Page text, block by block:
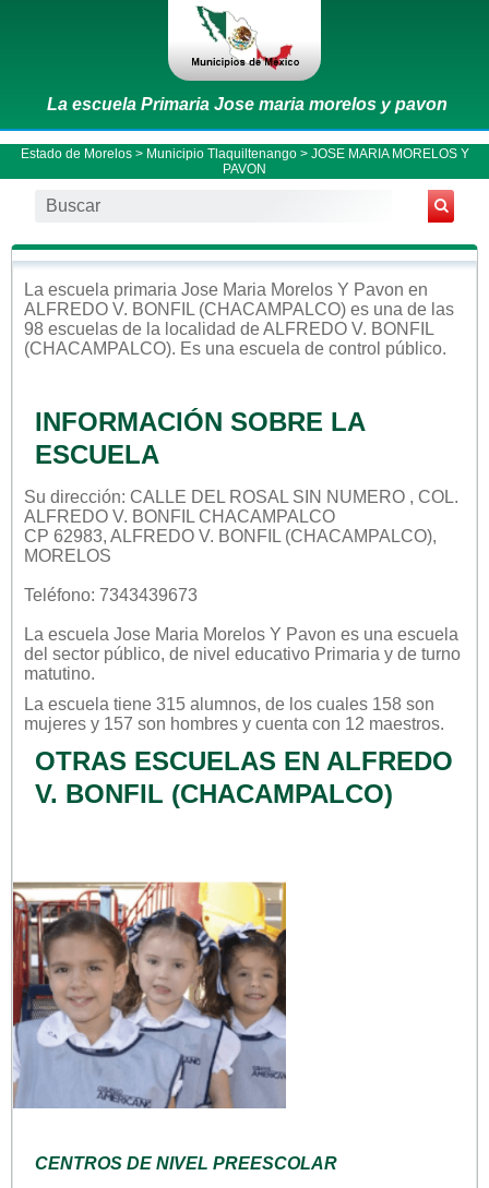
La escuela Primaria Jose maria morelos y pavon
Estado de Morelos> Municipio Tlaquiltenango> JOSE MARIA MORELOS Y
PAVON
La escuela primaria Jose Maria Morelos Y Pavon en
ALFREDO V. BONFIL (CHACAMPALCO) es una de las
98 escuelas de la localidad deALFREDO V. BONFIL
(CHACAMPALCO). Es una escuela de control público.
INFORMACIÓN SOBRE LA
ESCUELA
Su dirección: CALLE DEL ROSAL SIN NUMERO , COL.
ALFREDO V. BONFIL CHACAMPALCO
CP 62983, ALFREDO V. BONFIL (CHACAMPALCO),
MORELOS
Teléfono: 7343439673
La escuela Jose Maria Morelos Y Pavon es una escuela
del sector público, de nivel educativo Primaria y de turno
matutino.
La escuela tiene 315 alumnos, de los cuales 158 son
mujeres y 157 son hombres y cuenta con 12 maestros.
OTRAS ESCUELAS EN ALFREDO
V. BONFIL (CHACAMPALCO)
CENTROS DE NIVEL PREESCOLAR